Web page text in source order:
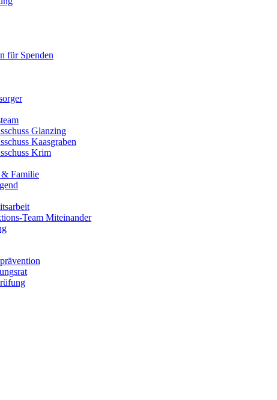
für Spenden
Glanzing
Kaasgraben
Krim
& Familie
Team Miteinander